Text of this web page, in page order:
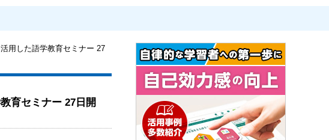
用した語学教育セミナー 27
育セミナー 27日開